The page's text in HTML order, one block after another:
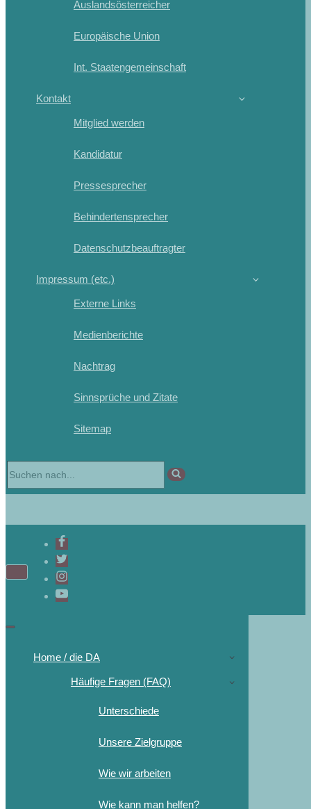
Auslandsösterreicher
Europäische Union
Int. Staatengemeinschaft
Kontakt
Mitglied werden
Kandidatur
Pressesprecher
Behindertensprecher
Datenschutzbeauftragter
Impressum (etc.)
Externe Links
Medienberichte
Nachtrag
Sinnsprüche und Zitate
Sitemap
Home / die DA
Häufige Fragen (FAQ)
Unterschiede
Unsere Zielgruppe
Wie wir arbeiten
Wie kann man helfen?